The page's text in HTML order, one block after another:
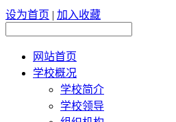
设为首页 | 加入收藏
网站首页
学校概况
学校简介
学校领导